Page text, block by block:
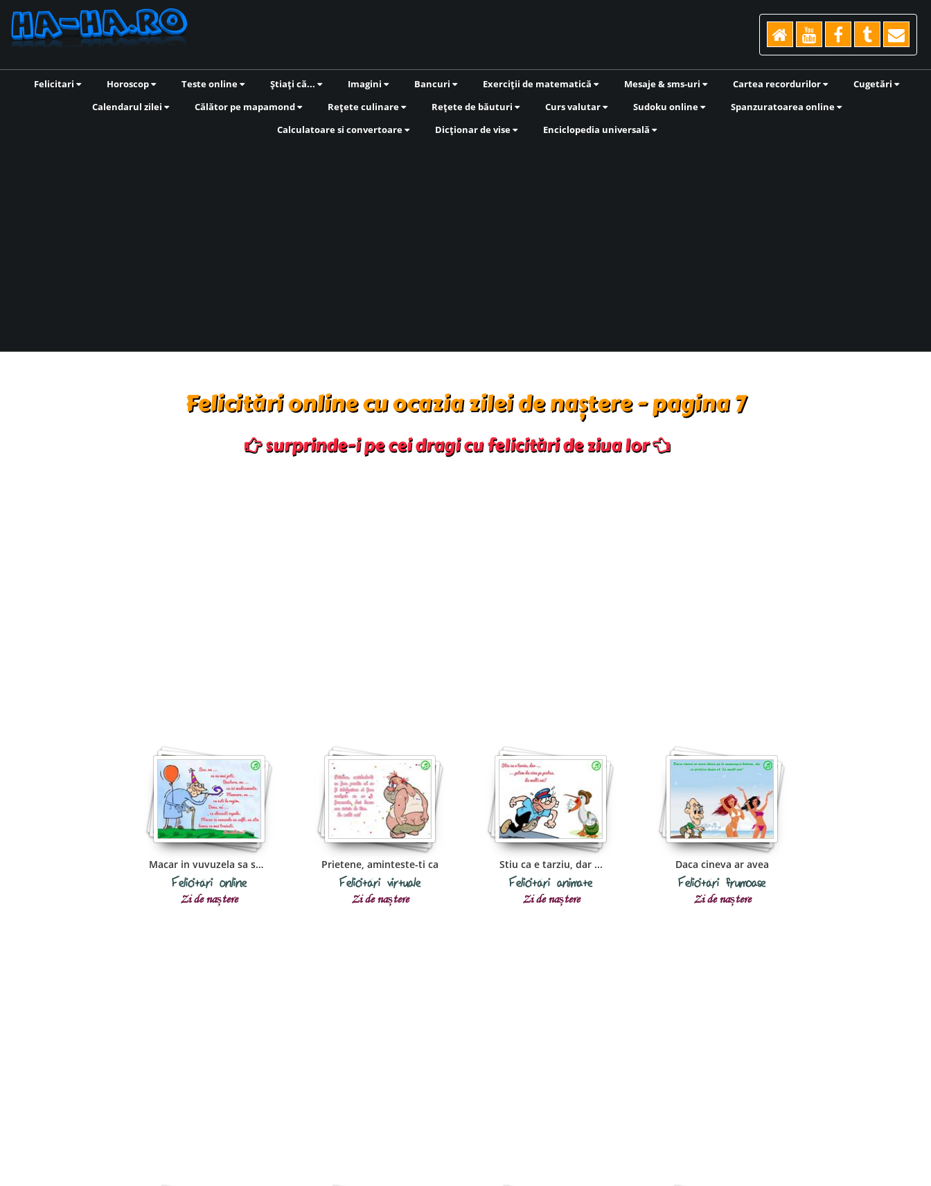
Felicitari Horoscop Teste online Știați că... Imagini Bancuri Exerciții de matematică Mesaje & sms-uri Cartea recordurilor
Cugetări
Calendarul zilei
Călător pe mapamond Rețete culinare Rețete de băuturi Curs valutar Sudoku online
Spanzuratoarea online
Calculatoare si convertoare
Dicționar de vise Enciclopedia universală
Felicitări online cu ocazia zilei de naștere - pagina 7
surprinde-i pe cei dragi cu felicitări de ziua lor
Macar in vuvuzela sa sufli
Felicitări online
Zi de naștere
Prietene, aminteste-ti ca
Felicitări virtuale
Zi de naștere
Stiu ca e tarziu, dar ...
Felicitări animate
Zi de naștere
Daca cineva ar avea
Felicitări frumoase
Zi de naștere